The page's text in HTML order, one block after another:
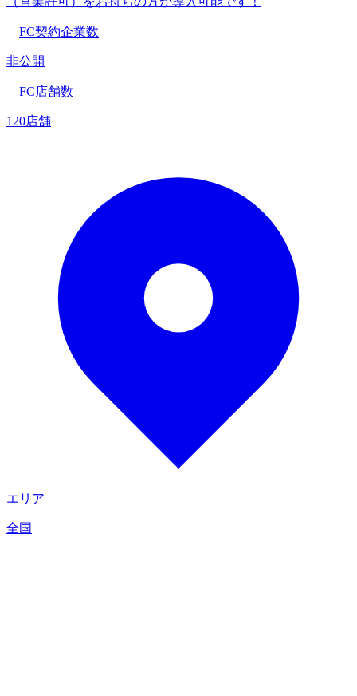
FC契約企業数
非公開
FC店舗数
120店舗
エリア
全国